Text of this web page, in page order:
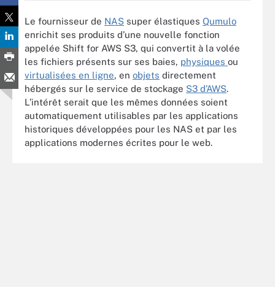
Le fournisseur de NAS super élastiques Qumulo
enrichit ses produits d’une nouvelle fonction
appelée Shift for AWS S3, qui convertit à la volée
les fichiers présents sur ses baies, physiques ou
virtualisées en ligne, en objets directement
hébergés sur le service de stockage S3 d’AWS.
L’intérêt serait que les mêmes données soient
automatiquement utilisables par les applications
historiques développées pour les NAS et par les
applications modernes écrites pour le web.